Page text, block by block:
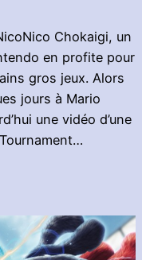
Chokaigi, un
en profite pour
gros jeux. Alors
jours à Mario
une vidéo d’une